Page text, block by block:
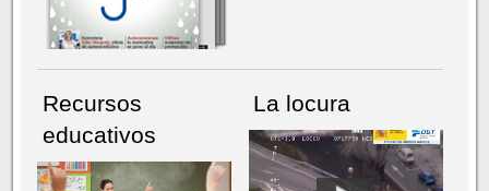
Recursos
educativos
La locura